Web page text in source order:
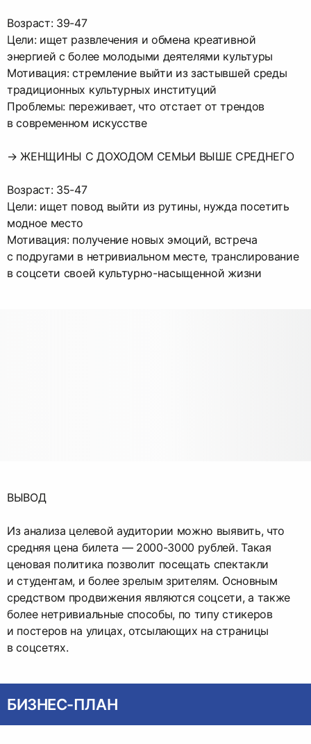
Возраст: 39-47
Цели: ищет развлечения и обмена креативной
энергией с более молодыми деятелями культуры
Мотивация: стремление выйти из застывшей среды
традиционных культурных институций
Проблемы: переживает, что отстает от трендов
в современном искусстве
→ ЖЕНЩИНЫ С ДОХОДОМ СЕМЬИ ВЫШЕ СРЕДНЕГО
Возраст: 35-47
Цели: ищет повод выйти из рутины, нужда посетить
модное место
Мотивация: получение новых эмоций, встреча
с подругами в нетривиальном месте, транслирование
в соцсети своей культурно-насыщенной жизни
ВЫВОД
Из анализа целевой аудитории можно выявить, что
средняя цена билета — 2000-3000 рублей. Такая
ценовая политика позволит посещать спектакли
и студентам, и более зрелым зрителям. Основным
средством продвижения являются соцсети, а также
более нетривиальные способы, по типу стикеров
и постеров на улицах, отсылающих на страницы
в соцсетях.
БИЗНЕС-ПЛАН